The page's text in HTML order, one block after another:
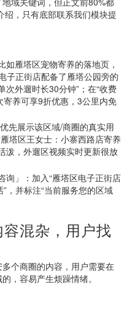
绍，只有底部联系我们模块提
雁塔区宠物寄养的落地页，
子正街店配备了雁塔公园旁的
次外遛时长30分钟”；在“收费
寄养可享9折优惠，3公里内免
先展示该区域/商圈的真实用
塔区王女士：小寨西路店寄养
泼，外遛区视频实时更新很放
询」：加入“雁塔区电子正街店
，并标注“当前服务您的区域
混杂，用户找
个商圈的内容，用户需要在
，容易产生烦躁情绪。